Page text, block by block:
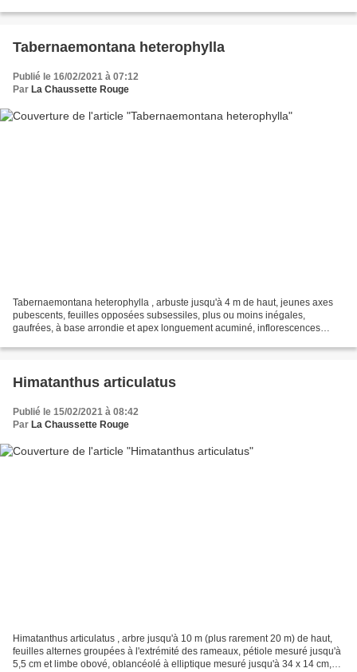
Tabernaemontana heterophylla
Publié le 16/02/2021 à 07:12
Par La Chaussette Rouge
Tabernaemontana heterophylla , arbuste jusqu'à 4 m de haut, jeunes axes
pubescents, feuilles opposées subsessiles, plus ou moins inégales,
gaufrées, à base arrondie et apex longuement acuminé, inflorescences
Himatanthus articulatus
Publié le 15/02/2021 à 08:42
Par La Chaussette Rouge
Himatanthus articulatus , arbre jusqu'à 10 m (plus rarement 20 m) de haut,
feuilles alternes groupées à l'extrémité des rameaux, pétiole mesuré jusqu'à
5,5 cm et limbe obové, oblancéolé à elliptique mesuré jusqu'à 34 x 14 cm,